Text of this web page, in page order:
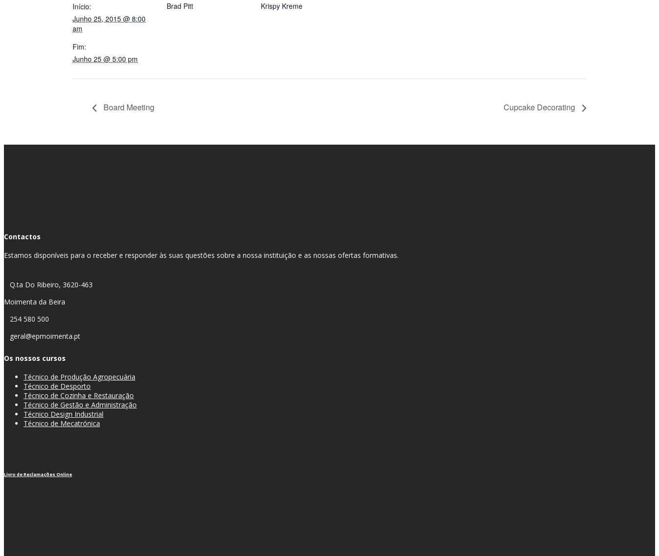
Início:
Junho 25, 2015 @ 8:00
am
Fim:
Junho 25 @ 5:00 pm
Brad Pitt Krispy Kreme
Board Meeting Cupcake Decorating
Contactos
Estamos disponíveis para o receber e responder às suas questões sobre a nossa instituição e as nossas ofertas formativas.
Q.ta Do Ribeiro, 3620-463
Moimenta da Beira
254 580 500
geral@epmoimenta.pt
Os nossos cursos
Técnico de Produção Agropecuária
Técnico de Desporto
Técnico de Cozinha e Restauração
Técnico de Gestão e Administração
Técnico Design Industrial
Técnico de Mecatrónica
Livro de Reclamações Online